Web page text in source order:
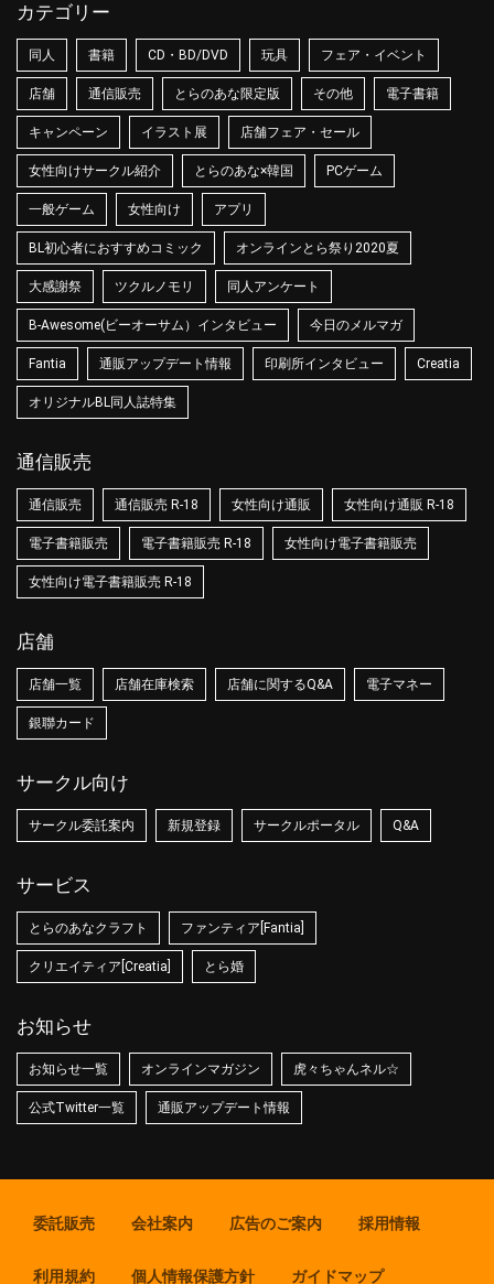
カテゴリー
同人 書籍 CD・BD/DVD 玩具 フェア・イベント
店舗 通信販売 とらのあな限定版 その他 電子書籍
キャンペーン イラスト展 店舗フェア・セール
女性向けサークル紹介 とらのあな×韓国 PCゲーム
一般ゲーム 女性向け アプリ
BL初心者におすすめコミック オンラインとら祭り2020夏
大感謝祭 ツクルノモリ 同人アンケート
B-Awesome(ビーオーサム）インタビュー 今日のメルマガ
Fantia 通販アップデート情報 印刷所インタビュー Creatia
オリジナルBL同人誌特集
通信販売
通信販売 通信販売 R-18 女性向け通販 女性向け通販 R-18
電子書籍販売 電子書籍販売 R-18 女性向け電子書籍販売
女性向け電子書籍販売 R-18
店舗
店舗一覧 店舗在庫検索 店舗に関するQ&A 電子マネー
銀聯カード
サークル向け
サークル委託案内 新規登録 サークルポータル Q&A
サービス
とらのあなクラフト ファンティア[Fantia]
クリエイティア[Creatia] とら婚
お知らせ
お知らせ一覧 オンラインマガジン 虎々ちゃんネル☆
公式Twitter一覧 通販アップデート情報
委託販売 会社案内 広告のご案内 採用情報
利用規約 個人情報保護方針 ガイドマップ